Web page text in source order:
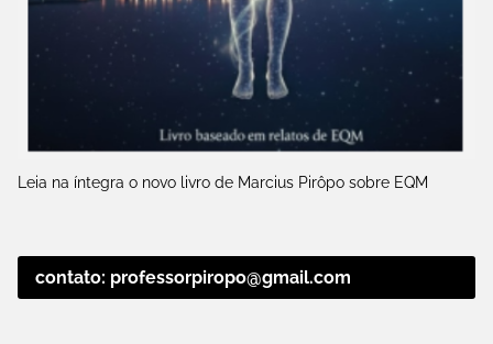
Leia na íntegra o novo livro de Marcius Pirôpo sobre EQM
contato: professorpiropo@gmail.com